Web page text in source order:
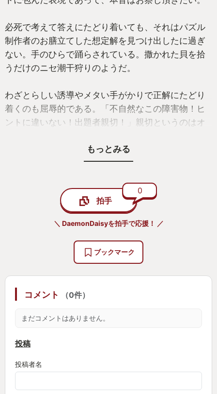
「思う存分夜更かしして工場を作るぞ」
そう思ってPCに向かった私の耳に、ゲーム内では聞
チュンチュン
し、仲間とモンハンパーティをした日にも真っ先に
寝落ちしてクック先生に挽肉にされたし、サークル
のカラオケオールイベントでは早々に寝部屋の主と
そんな私が—そこそこいいトシになり徹夜がちょっ
と(と言うかかなり)体に堪えるようになってしまった
私が—生涯初の完全徹夜を無意識に成し遂げてしま
った。
未だにこれを超える衝撃を他のゲームから受けたこ
Factorioは二度とやるまいと誓いを立てた。今のと
必死で考えて答えにたどり着いても、それはパズル
制作者のお膳立てした想定解を見つけ出したに過ぎ
ない。手のひらで踊らされている。撒かれた貝を拾
うだけのニセ潮干狩りのようだ。
わざとらしい誘導やメタい手がかりで正解にたどり
着くのも屈辱的である。「不自然なこの障害物！ヒ
ントに違いない！出題者親切！」親切というのはオ
多くの場合唯一解であるため、解答を公開すること
い回答を見よ！」と見せびらかしたくてもみんな同
じ答えだし単に迷惑だ。
うだし自分でもそう思う。それでもどうしても気に
なってしまう、そんなクソ面倒くさい人間が私なの
しかし一方で――これらを全て解消してくれた異色
■■■ みんな違ってみんな良い、サンドボックス的
もっとみる
拍手
0
＼ DaemonDaisyを拍手で応援！ ／
ブックマーク
コメント （0件）
まだコメントはありません。
投稿
投稿者名